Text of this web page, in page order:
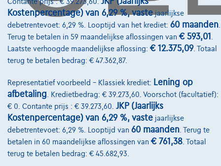
Kostenpercentage) van 6,29 %, vastejaarlijkse
debetrentevoet: 6,29 %. Looptijd van het krediet: 60 maanden
Terug te betalen in 59 maandelijkse aflossingen van € 593,01
Laatste verhoogde maandelijkse aflossing: € 12.375,09. Totaal
terug te betalen bedrag: € 47.362,87.
Representatief voorbeeld – Klassiek krediet: Lening op
afbetaling . Kredietbedrag: € 39.273,60. Voorschot (facultatief):
€ 0. Contante prijs : € 39.273,60. JKP (Jaarlijks
Kostenpercentage) van 6,29 %, vaste jaarlijkse
debetrentevoet: 6,29 %. Looptijd van 60 maanden . Terug te
betalen in 60 maandelijkse aflossingen van € 761,38 . Totaal
terug te betalen bedrag: € 45.682,93.
Pechverhelping verzekering
Financiering
Autoverzekering
Lease en persoonlijke lease
Over Ons
Word klant
Wie zijn we
Kwaliteitscharter